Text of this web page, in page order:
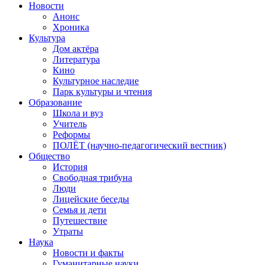
Новости
Анонс
Хроника
Культура
Дом актёра
Литература
Кино
Культурное наследие
Парк культуры и чтения
Образование
Школа и вуз
Учитель
Реформы
ПОЛЁТ (научно-педагогический вестник)
Общество
История
Свободная трибуна
Люди
Лицейские беседы
Семья и дети
Путешествие
Утраты
Наука
Новости и факты